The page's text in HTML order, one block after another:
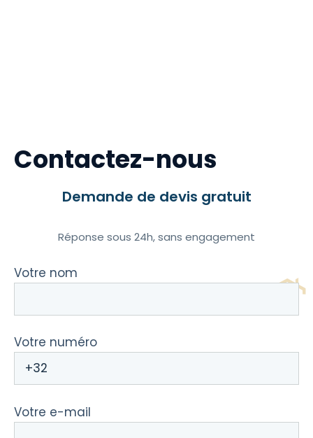
Contactez-nous
Demande de devis gratuit
Réponse sous 24h, sans engagement
Votre nom
Votre numéro
Votre e-mail